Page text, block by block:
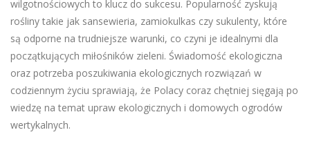
wilgotnościowych to klucz do sukcesu. Popularność zyskują
rośliny takie jak sansewieria, zamiokulkas czy sukulenty, które
są odporne na trudniejsze warunki, co czyni je idealnymi dla
początkujących miłośników zieleni. Świadomość ekologiczna
oraz potrzeba poszukiwania ekologicznych rozwiązań w
codziennym życiu sprawiają, że Polacy coraz chętniej sięgają po
wiedzę na temat upraw ekologicznych i domowych ogrodów
wertykalnych.